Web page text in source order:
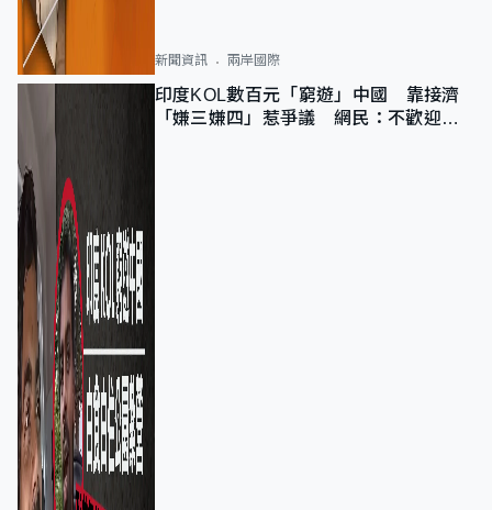
新聞資訊 兩岸國際
印度KOL數百元「窮遊」中國 靠接濟
「嫌三嫌四」惹爭議 網民：不歡迎劣